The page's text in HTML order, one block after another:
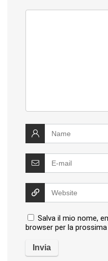
Salva il mio nome,
browser per la